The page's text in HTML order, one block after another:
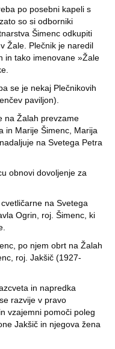
po posebni kapeli s
so si odborniki
Šimenc odkupiti
Žale. Plečnik je naredil
in tako imenovane »Žale
se je nekaj Plečnikovih
paviljon).
na Žalah prevzame
in Marije Šimenc, Marija
na Svetega Petra
obnovi dovoljenje za
na Svetega
Ogrin, roj. Šimenc, ki
po njem obrt na Žalah
roj. Jakšič (1927-
in napredka
razvije v pravo
vzajemni pomoči poleg
Jakšič in njegova žena